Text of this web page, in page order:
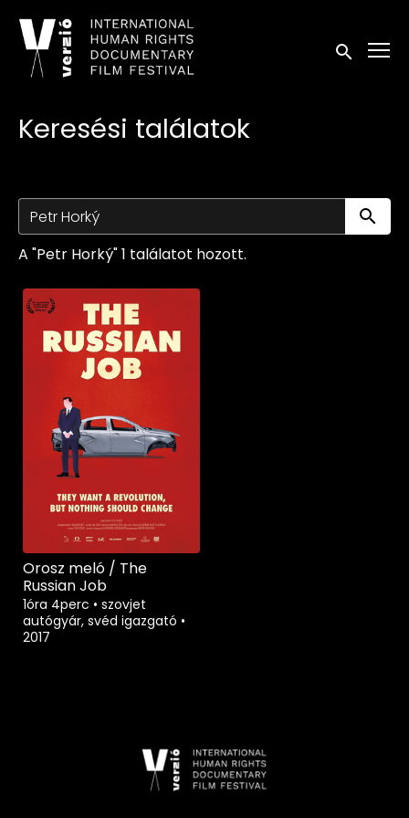
Kisegítő lehetőségek linkek
Keresés
Keresési találatok
A "Petr Horký" 1 találatot hozott.
Orosz meló / The
Russian Job
1óra 4perc • szovjet
autógyár, svéd igazgató •
2017